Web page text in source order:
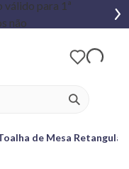
ver
de Mesa